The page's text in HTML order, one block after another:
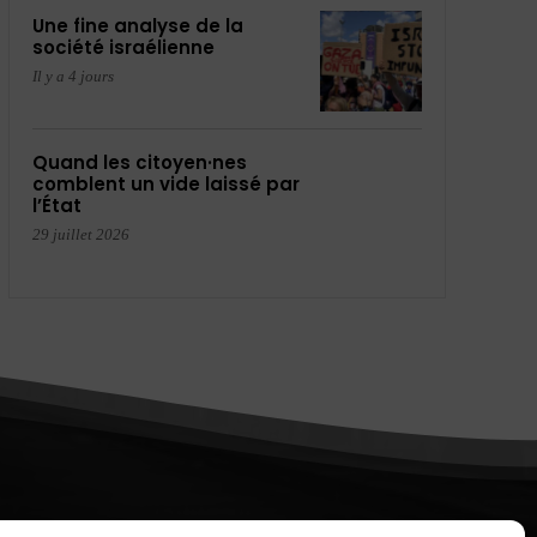
Une fine analyse de la
société israélienne
Il y a 4 jours
Quand les citoyen·nes
comblent un vide laissé par
l’État
29 juillet 2026